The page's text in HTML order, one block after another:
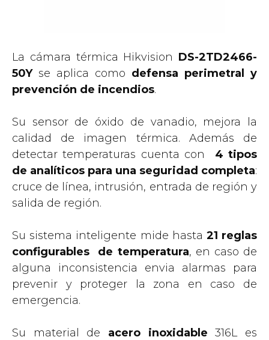
La cámara térmica Hikvision DS-2TD2466-
50Y se aplica como defensa perimetral y
prevención de incendios.
Su sensor de óxido de vanadio, mejora la
calidad de imagen térmica. Además de
detectar temperaturas cuenta con 4 tipos
de analíticos para una seguridad completa:
cruce de línea, intrusión, entrada de región y
salida de región.
Su sistema inteligente mide hasta 21 reglas
configurables de temperatura, en caso de
alguna inconsistencia envia alarmas para
prevenir y proteger la zona en caso de
emergencia.
Su material de acero inoxidable 316L es